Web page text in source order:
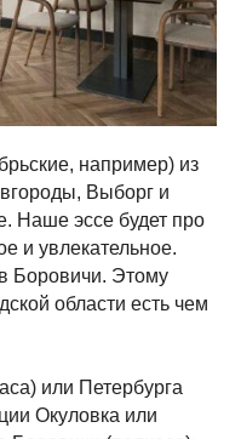
например) из
Выборг и
Наше эссе будет про
и увлекательное.
Боровичи. Этому
области есть чем
или Петербурга
Окуловка или